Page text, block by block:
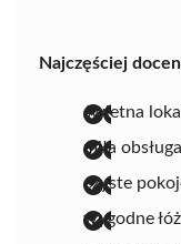
Najczęściej
świetna
miła obsługa
czyste
wygodne